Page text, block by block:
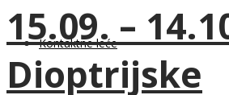
Kontaktne leće
15.09. –
Dioptrijske